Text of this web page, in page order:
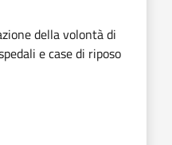
della volontà di
e case di riposo